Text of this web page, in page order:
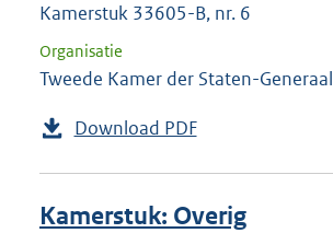
Kamerstuk 33605-B, nr. 6
Organisatie
Tweede Kamer der Staten-Generaal
Download PDF
Kamerstuk: Overig